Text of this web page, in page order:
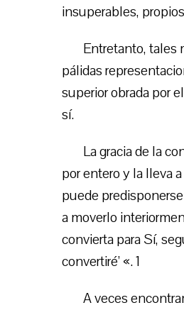
insuperables,
Entretanto, tales
pálidas
superior obrada por
sí.
La gracia de la
por entero y la lleva
puede
a moverlo
convierta para Sí,
convertiré’ «. 1
A veces